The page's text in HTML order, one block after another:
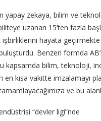
yapay zekaya, bilim ve
uzanan 15’ten fazla
işbirliklerini hayata
Benzeri formda
kapsamda bilim, teknoloji,
en kısa vakitte imzalamayı
ve bu
“devler ligi”nde